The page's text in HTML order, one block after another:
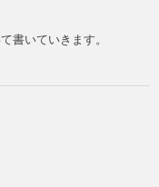
書いていきます。